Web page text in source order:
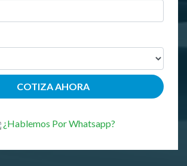
¿Hablemos Por Whatsapp?